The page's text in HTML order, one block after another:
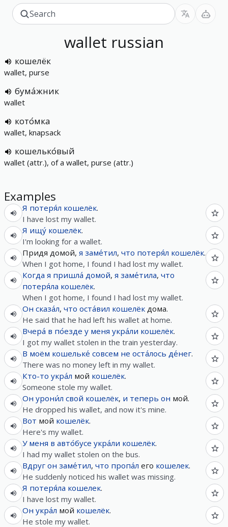
wallet russian
кошелёк
wallet, purse
бума́жник
wallet
кото́мка
wallet, knapsack
кошелько́вый
wallet (attr.), of a wallet, purse (attr.)
Examples
Я потеря́л кошелёк.
I have lost my wallet.
Я ищу́ кошелёк.
I'm looking for a wallet.
Придя домой, я заме́тил, что потеря́л кошелёк.
When I got home, I found I had lost my wallet.
Когда я пришла́ домой, я заме́тила, что
потеря́ла кошелёк.
When I got home, I found I had lost my wallet.
Он сказа́л, что оста́вил кошелёк дома.
He said that he had left his wallet at home.
Вчера́ в по́езде у меня укра́ли кошелёк.
I got my wallet stolen in the train yesterday.
В моём кошельке́ совсем не оста́лось де́нег.
There was no money left in my wallet.
Кто-то укра́л мой кошелёк.
Someone stole my wallet.
Он урони́л свой кошелёк, и теперь он мой.
He dropped his wallet, and now it's mine.
Вот мой кошелёк.
Here's my wallet.
У меня в авто́бусе укра́ли кошелёк.
I had my wallet stolen on the bus.
Вдруг он заме́тил, что пропа́л его кошелек.
He suddenly noticed his wallet was missing.
Я потеря́ла кошелек.
I have lost my wallet.
Он укра́л мой кошелёк.
He stole my wallet.